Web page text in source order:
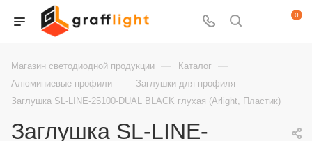
0
Магазин светодиодной продукции — Каталог —
Алюминиевые профили — Заглушки для профиля —
Заглушка SL-LINE-25100-DUAL BLACK глухая (Arlight, Пластик)
Заглушка SL-LINE-